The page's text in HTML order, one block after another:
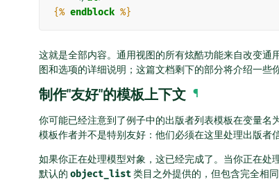
{% endblock %}
这就是全部内容。通用视图的所有炫酷功能来自改变通
图和选项的详细说明；这篇文档剩下的部分将介绍一些
制作"友好"的模板上下文 ¶
你可能已经注意到了例子中的出版者列表模板在变量名
模板作者并不是特别友好：他们必须在这里处理出版者信
如果你正在处理模型对象，这已经完成了。当你正在处
默认的 object_list类目之外提供的，但包含完全相